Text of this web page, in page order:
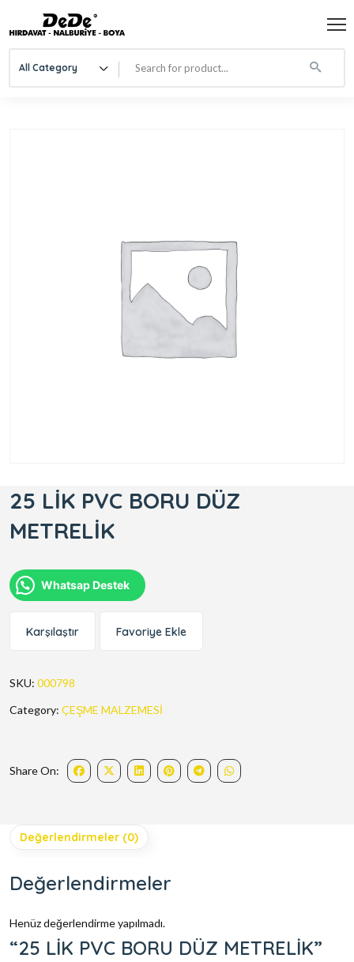
All Category
25 LİK PVC BORU DÜZ
METRELİK
Whatsap Destek
Karşılaştır Favoriye Ekle
SKU: 000798
Category: ÇEŞME MALZEMESİ
Share On:
Değerlendirmeler (0)
Değerlendirmeler
Henüz değerlendirme yapılmadı.
“25 LİK PVC BORU DÜZ METRELİK”